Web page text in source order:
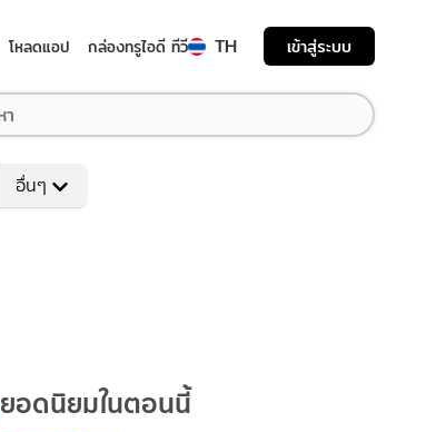
โหลดแอป กล่องทรูไอดี ทีวี TH เข้าสู่ระบบ
อื่นๆ
ยอดนิยมในตอนนี้